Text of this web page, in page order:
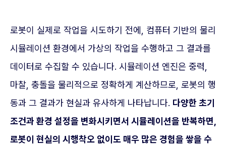
로봇이 실제로 작업을 시도하기 전에, 컴퓨터 기반의 물리
시뮬레이션 환경에서 가상의 작업을 수행하고 그 결과를
데이터로 수집할 수 있습니다. 시뮬레이션 엔진은 중력,
마찰, 충돌을 물리적으로 정확하게 계산하므로, 로봇의 행
동과 그 결과가 현실과 유사하게 나타납니다. 다양한 초기
조건과 환경 설정을 변화시키면서 시뮬레이션을 반복하면,
로봇이 현실의 시행착오 없이도 매우 많은 경험을 쌓을 수